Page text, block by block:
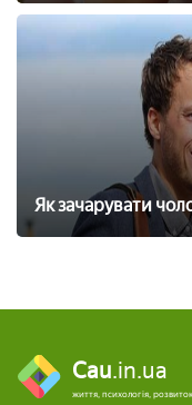
Як зачарувати
Cau.in.ua
життя, психологія, розвиток